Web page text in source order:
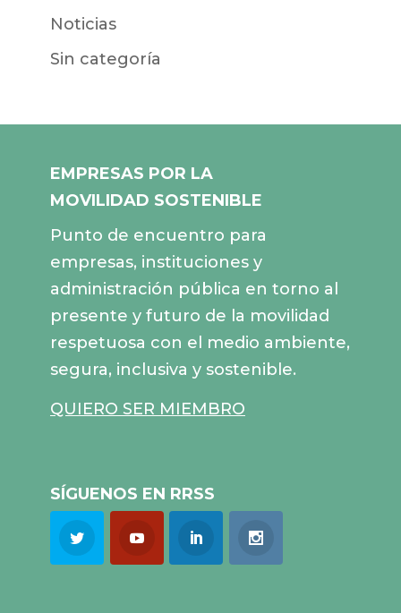
Noticias
Sin categoría
EMPRESAS POR LA
MOVILIDAD SOSTENIBLE
Punto de encuentro para
empresas, instituciones y
administración pública en torno al
presente y futuro de la movilidad
respetuosa con el medio ambiente,
segura, inclusiva y sostenible.
QUIERO SER MIEMBRO
SÍGUENOS EN RRSS